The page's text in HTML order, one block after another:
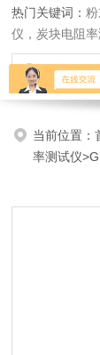
热门关键词：
仪，炭块电阻
炭块热膨胀仪
当前位置：
率测试仪